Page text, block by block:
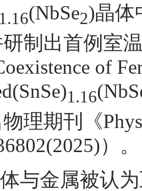
1.16(NbSe2)晶体
制出首例室
of
1.16
理期刊《
）。
与金属被认